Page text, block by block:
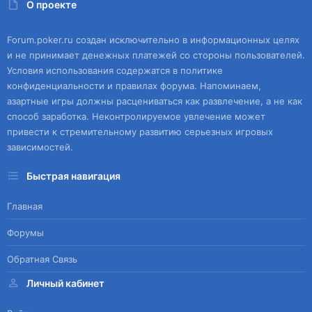
О проекте
Forum.poker.ru создан исключительно в информационных целях
и не принимает денежных платежей со стороны пользователей.
Условия использования содержатся в политике
конфиденциальности и правилах форума. Напоминаем,
азартные игры должны расцениваться как развлечение, а не как
способ заработка. Неконтролируемое увлечение может
привести к стремительному развитию серьезных игровых
зависимостей.
Быстрая навигация
Главная
Форумы
Обратная Связь
Личный кабинет